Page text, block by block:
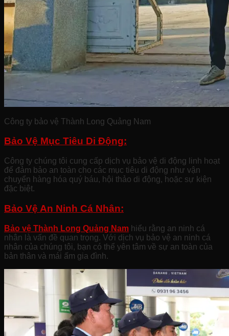
Công ty bảo vệ Thành Long Quảng Nam
Bảo Vệ Mục Tiêu Di Động:
Công ty chúng tôi cung cấp dịch vụ bảo vệ di động linh hoạt
để đảm bảo an toàn cho các mục tiêu di động như vận
chuyển hàng hóa quý báu, hội thảo di động, hoặc sự kiện
đặc biệt.
Bảo Vệ An Ninh Cá Nhân:
Bảo vệ Thành Long Quảng Nam hiểu rằng an ninh cá
nhân là vấn đề quan trọng. Với dịch vụ bảo vệ an ninh cá
nhân của chúng tôi, bạn có thể yên tâm về sự an toàn của
bản thân và mái ấm gia đình.